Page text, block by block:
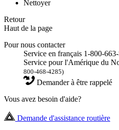
Nettoyer
Retour
Haut de la page
Pour nous contacter
Service en français 1-800-
Service pour l'Amérique du
800-468-4285)
Demander à être rappelé
Vous avez besoin d'aide?
Demande d'assistance routière